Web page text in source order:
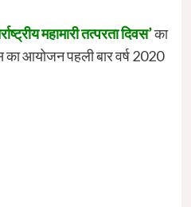
महामारी तत्परता दिवस’का
आयोजन पहली बार वर्ष 2020